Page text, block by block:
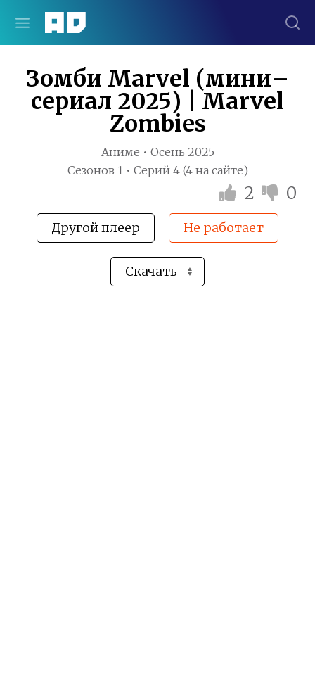
Зомби Marvel (мини–
сериал 2025) | Marvel
Zombies
Аниме • Осень 2025
Сезонов 1 • Серий 4 (4 на сайте)
2 0
Другой плеер Не работает